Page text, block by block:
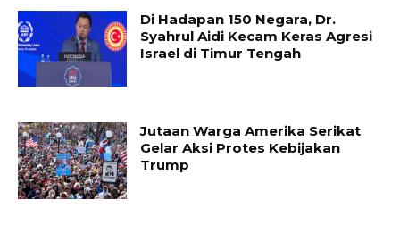
Di Hadapan 150 Negara, Dr.
Syahrul Aidi Kecam Keras Agresi
Israel di Timur Tengah
Jutaan Warga Amerika Serikat
Gelar Aksi Protes Kebijakan
Trump